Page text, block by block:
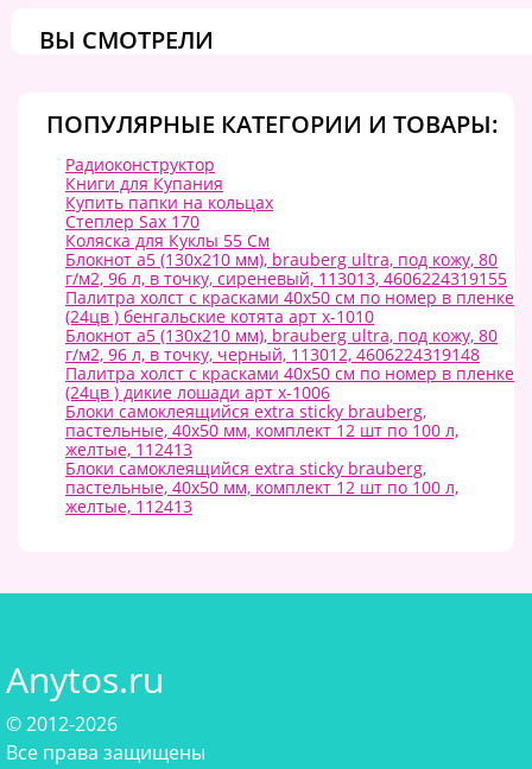
ВЫ СМОТРЕЛИ
ПОПУЛЯРНЫЕ КАТЕГОРИИ И ТОВАРЫ:
Радиоконструктор
Книги для Купания
Купить папки на кольцах
Степлер Sax 170
Коляска для Куклы 55 См
Блокнот а5 (130х210 мм), brauberg ultra, под кожу, 80
г/м2, 96 л, в точку, сиреневый, 113013, 4606224319155
Палитра холст с красками 40х50 см по номер в пленке
(24цв ) бенгальские котята арт х-1010
Блокнот а5 (130х210 мм), brauberg ultra, под кожу, 80
г/м2, 96 л, в точку, черный, 113012, 4606224319148
Палитра холст с красками 40х50 см по номер в пленке
(24цв ) дикие лошади арт х-1006
Блоки самоклеящийся extra sticky brauberg,
пастельные, 40х50 мм, комплект 12 шт по 100 л,
желтые, 112413
Блоки самоклеящийся extra sticky brauberg,
пастельные, 40х50 мм, комплект 12 шт по 100 л,
желтые, 112413
Anytos.ru
© 2012-2026
Все права защищены